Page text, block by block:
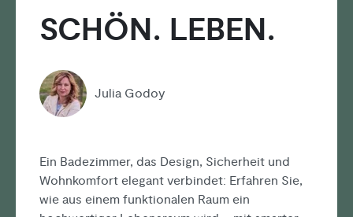
SCHÖN. LEBEN.
Julia Godoy
Ein Badezimmer, das Design, Sicherheit und
Wohnkomfort elegant verbindet: Erfahren Sie,
wie aus einem funktionalen Raum ein